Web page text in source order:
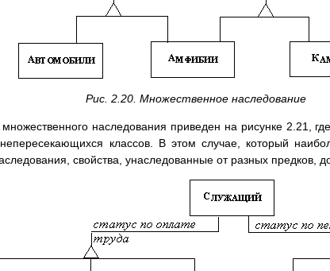
Рис. 2.20. Множественное наследование
наследования приведен на рисунке 2.21,
классов. В этом случае, который
свойства, унаследованные от разных предков,